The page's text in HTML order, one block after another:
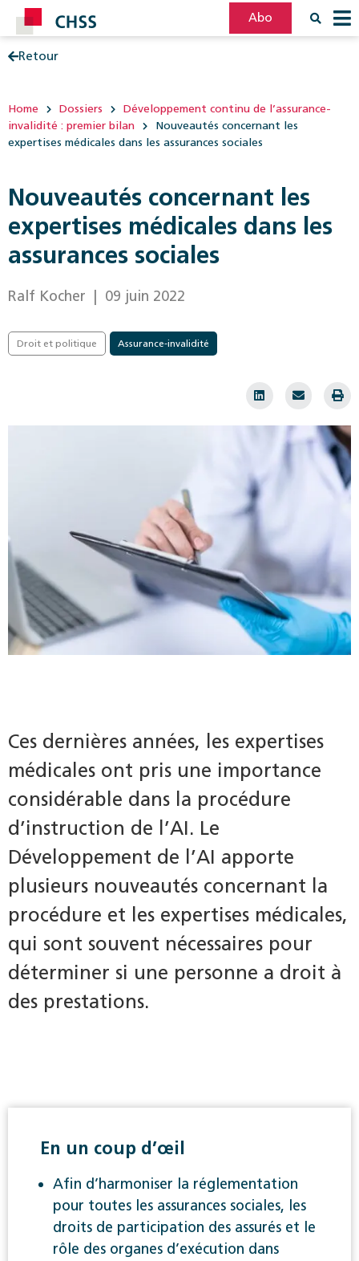
Abo
Retour
Home Dossiers
Développement continu de l’assurance-
invalidité : premier bilan
Nouveautés concernant les
expertises médicales dans les assurances sociales
Nouveautés concernant les
expertises médicales dans les
assurances sociales
Ralf Kocher | 09 juin 2022
Droit et politique Assurance-invalidité
Ces dernières années, les expertises
médicales ont pris une importance
considérable dans la procédure
d’instruction de l’AI. Le
Développement de l’AI apporte
plusieurs nouveautés concernant la
procédure et les expertises médicales,
qui sont souvent nécessaires pour
déterminer si une personne a droit à
des prestations.
En un coup d’œil
Afin d’harmoniser la réglementation
pour toutes les assurances sociales, les
droits de participation des assurés et le
rôle des organes d’exécution dans